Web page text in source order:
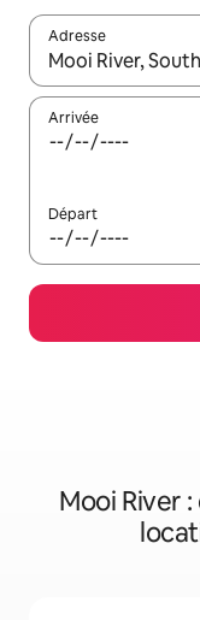
Adresse
Lorsque les
Arrivée
Départ
Mooi River